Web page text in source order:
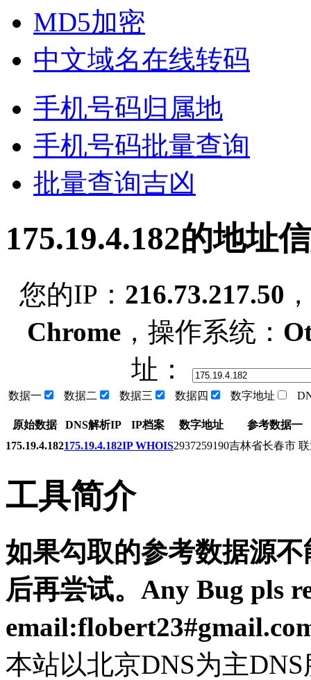
MD5加密
中文域名在线转码
手机号码归属地
手机号码批量查询
批量查询吉凶
175.19.4.182的地址
您的IP： 216.73.217.50
Chrome，操作系统：
址：
数据一 数据二 数据三 数据四 数字地址
原始数据 DNS解析IP IP档案 数字地址
参考数据一
175.19.4.182175.19.4.182IP WHOIS2937259190吉林省长春市
工具简介
如果勾取的参考数据源
后再尝试。Any Bug pls
本站以北京DNS为主